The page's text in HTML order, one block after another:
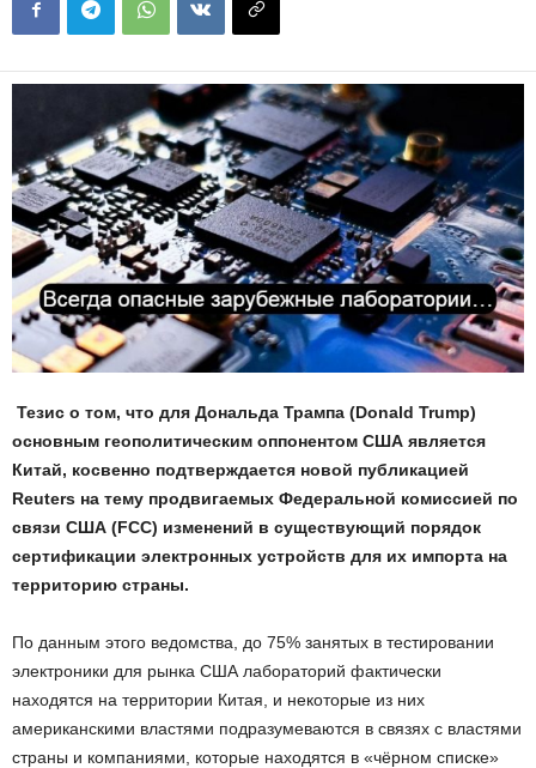
Тезис о том, что для Дональда Трампа (Donald Trump)
основным геополитическим оппонентом США является
Китай, косвенно подтверждается новой публикацией
Reuters на тему продвигаемых Федеральной комиссией по
связи США (FCC) изменений в существующий порядок
сертификации электронных устройств для их импорта на
территорию страны.
По данным этого ведомства, до 75% занятых в тестировании
электроники для рынка США лабораторий фактически
находятся на территории Китая, и некоторые из них
американскими властями подразумеваются в связях с властями
страны и компаниями, которые находятся в «чёрном списке»